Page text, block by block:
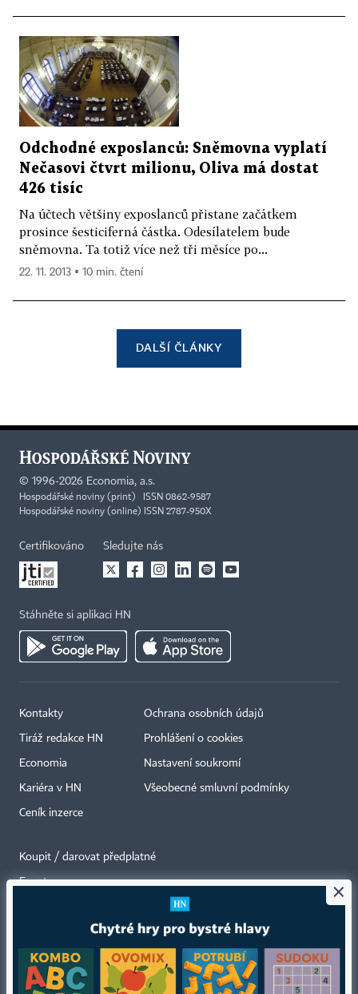
Odchodné exposlanců: Sněmovna vyplatí
Nečasovi čtvrt milionu, Oliva má dostat
426 tisíc
Na účtech většiny exposlanců přistane začátkem
prosince šesticiferná částka. Odesílatelem bude
sněmovna. Ta totiž více než tři měsíce po...
22. 11. 2013 ▪ 10 min. čtení
DALŠÍ ČLÁNKY
© 1996-2026 Economia, a.s.
Hospodářské noviny (print) ISSN 0862-9587
Hospodářské noviny (online) ISSN 2787-950X
Certifikováno Sledujte nás
Stáhněte si aplikaci HN
Kontakty
Tiráž redakce HN
Economia
Kariéra v HN
Ceník inzerce
Ochrana osobních údajů
Prohlášení o cookies
Nastavení soukromí
Všeobecné smluvní podmínky
Koupit / darovat předplatné
Eventy
Autorská práva vykonává vydavatel. Bez písemného svolení vydavatele je
×